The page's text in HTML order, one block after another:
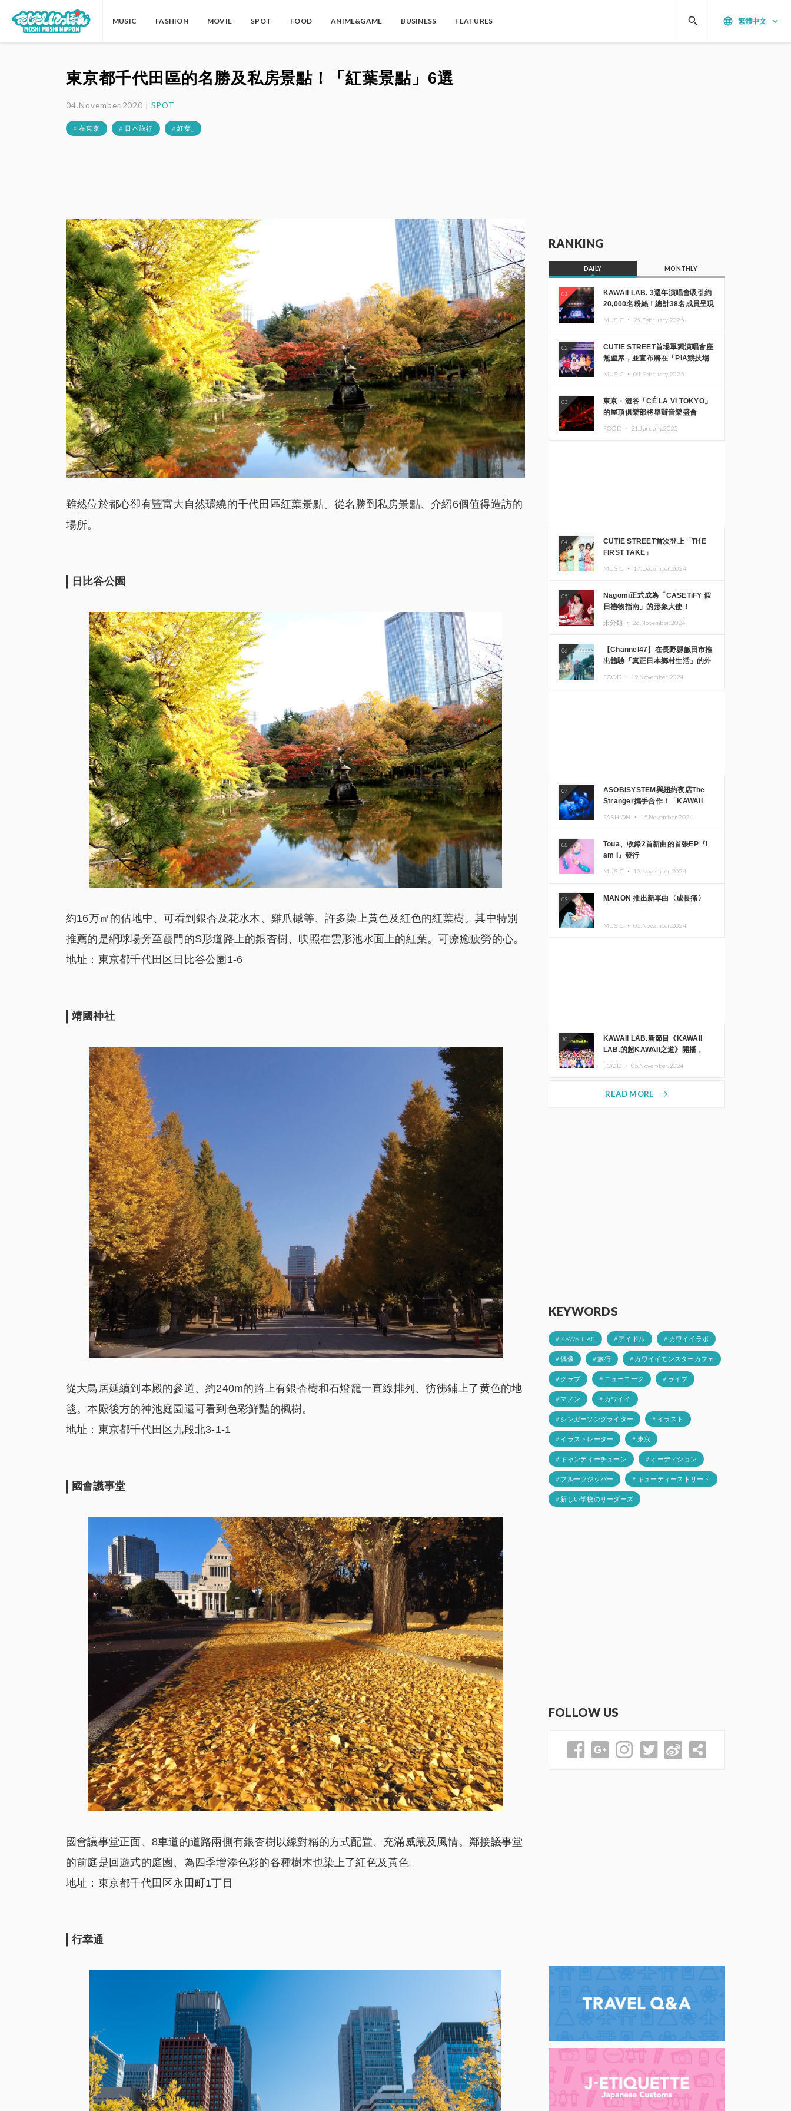
MUSIC FASHION MOVIE SPOT FOOD ANIME&GAME BUSINESS FEATURES language 繁體中文 keyboard_arrow_down
search
東京都千代田區的名勝及私房景點！「紅葉景點」6選
04.November.2020 |SPOT
# 在東京 # 日本旅行 # 紅葉_
雖然位於都心卻有豐富大自然環繞的千代田區紅葉景點。從名勝到私房景點、介紹6個值得造訪的
場所。
日比谷公園
約16万㎡的佔地中、可看到銀杏及花水木、雞爪槭等、許多染上黄色及紅色的紅葉樹。其中特別
推薦的是網球場旁至霞門的S形道路上的銀杏樹、映照在雲形池水面上的紅葉。可療癒疲勞的心。
地址：東京都千代田区日比谷公園1-6
靖國神社
從大鳥居延續到本殿的參道、約240m的路上有銀杏樹和石燈籠一直線排列、彷彿鋪上了黄色的地
毯。本殿後方的神池庭園還可看到色彩鮮豔的楓樹。
地址：東京都千代田区九段北3-1-1
國會議事堂
國會議事堂正面、8車道的道路兩側有銀杏樹以線對稱的方式配置、充滿威嚴及風情。鄰接議事堂
的前庭是回遊式的庭園、為四季增添色彩的各種樹木也染上了紅色及黃色。
地址：東京都千代田区永田町1丁目
行幸通
RANKING
DAILY MONTHLY
01
KAWAII LAB. 3週年演唱會吸引約
20,000名粉絲！總計38名成員呈現
MUSIC ・ 26.February.2025
02
CUTIE STREET首場單獨演唱會座
無虛席，並宣布將在「PIA競技場
MUSIC ・ 04.February.2025
03
東京・澀谷「CÉ LA VI TOKYO」
的屋頂俱樂部將舉辦音樂盛會
FOOD ・ 21.January.2025
04
CUTIE STREET首次登上「THE
FIRST TAKE」
MUSIC ・ 17.December.2024
05
Nagomi正式成為「CASETiFY 假
日禮物指南」的形象大使！
未分類 ・ 26.November.2024
06
【Channel47】在長野縣飯田市推
出體驗「真正日本鄉村生活」的外
FOOD ・ 19.November.2024
07
ASOBISYSTEM與紐約夜店The
Stranger攜手合作！「KAWAII
FASHION ・ 15.November.2024
08
Toua、收錄2首新曲的首張EP『I
am I』發行
MUSIC ・ 13.November.2024
09 MANON 推出新單曲〈成長痛〉
MUSIC ・ 05.November.2024
10
KAWAII LAB.新節目《KAWAII
LAB.的超KAWAII之道》開播，
FOOD ・ 05.November.2024
READ MORE arrow_forward
KEYWORDS
# KAWAIILAB # アイドル # カワイイラボ
# 偶像 # 旅行 # カワイイモンスターカフェ
# クラブ # ニューヨーク # ライブ
# マノン # カワイイ
# シンガーソングライター # イラスト
# イラストレーター # 東京
# キャンディーチューン # オーディション
# フルーツジッパー # キューティーストリート
# 新しい学校のリーダーズ
FOLLOW US